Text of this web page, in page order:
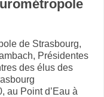
de Strasbourg,
Présidentes
des élus des
au Point d’Eau à